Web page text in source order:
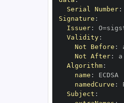
Serial Number:
Signature :
Issuer:
Validity:
Not Before :
Not After: a
Algorithm:
name :
namedCurve :
Subject :